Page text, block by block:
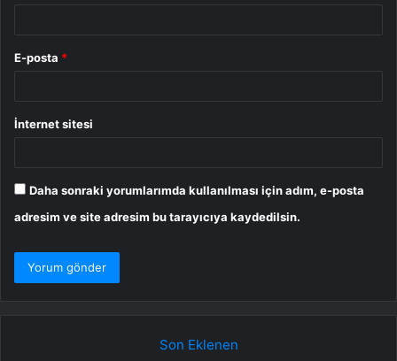
E-posta *
İnternet sitesi
Daha sonraki yorumlarımda kullanılması için adım, e-posta
adresim ve site adresim bu tarayıcıya kaydedilsin.
Son Eklenen